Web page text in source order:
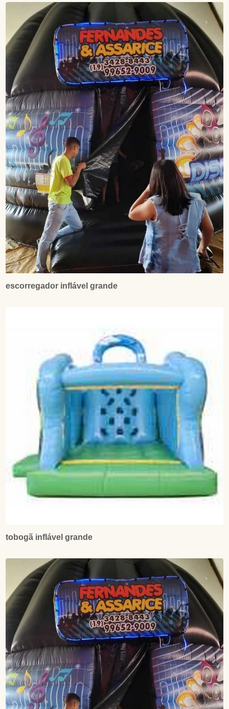
escorregador inflável grande
tobogã inflável grande